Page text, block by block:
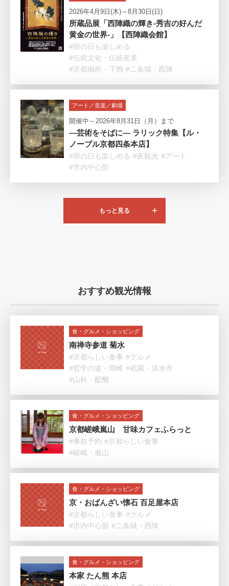
2026年4月9日(木)～8月30日(日)
所蔵品展「西陣織の輝き-秀吉の好んだ
黄金の世界-」【西陣織会館】
#雨の日も楽しめる
#伝統文化・伝統産業
#京都御所・下鴨 #二条城・西陣
アート／音楽／劇場
開催中～2026年8月31日（月）まで
―芸術をそばに― ラリック特集【ル・
ノーブル京都四条本店】
#雨の日も楽しめる #夜観光 #アート
#市内中心部
もっと見る
おすすめ観光情報
食・グルメ・ショッピング
南禅寺参道 菊水
#京都らしい食事 #グルメ
#哲学の道・岡崎 #祇園・清水寺
#山科・醍醐
食・グルメ・ショッピング
京都嵯峨嵐山 甘味カフェふらっと
#事前予約 #京都らしい食事
#嵯峨・嵐山
食・グルメ・ショッピング
京・おばんざい懐石 百足屋本店
#京都らしい食事 #グルメ
#市内中心部 #二条城・西陣
食・グルメ・ショッピング
本家 たん熊 本店